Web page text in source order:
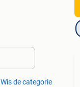
Wis de categorie